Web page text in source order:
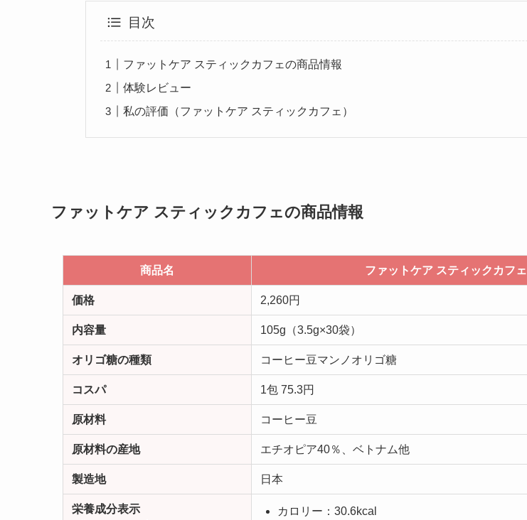
目次
ファットケア スティックカフェの商品情報
体験レビュー
私の評価（ファットケア スティックカフェ）
ファットケア スティックカフェの商品情報
商品名 ファットケア スティックカフェ
価格 2,260円
内容量 105g（3.5g×30袋）
オリゴ糖の種類 コーヒー豆マンノオリゴ糖
コスパ 1包 75.3円
原材料 コーヒー豆
原材料の産地 エチオピア40％、ベトナム他
製造地 日本
栄養成分表示
カロリー：30.6kcal